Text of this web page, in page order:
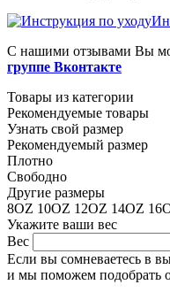
С нашими отзывами Вы
группе Вконтакте
Товары из категории
Рекомендуемые товары
Узнать свой размер
Рекомендуемый размер
Плотно
Свободно
Другие размеры
8OZ 10OZ 12OZ 14OZ
Укажите ваши вес
Вес
Если вы сомневаетесь в
и мы поможем подобрать